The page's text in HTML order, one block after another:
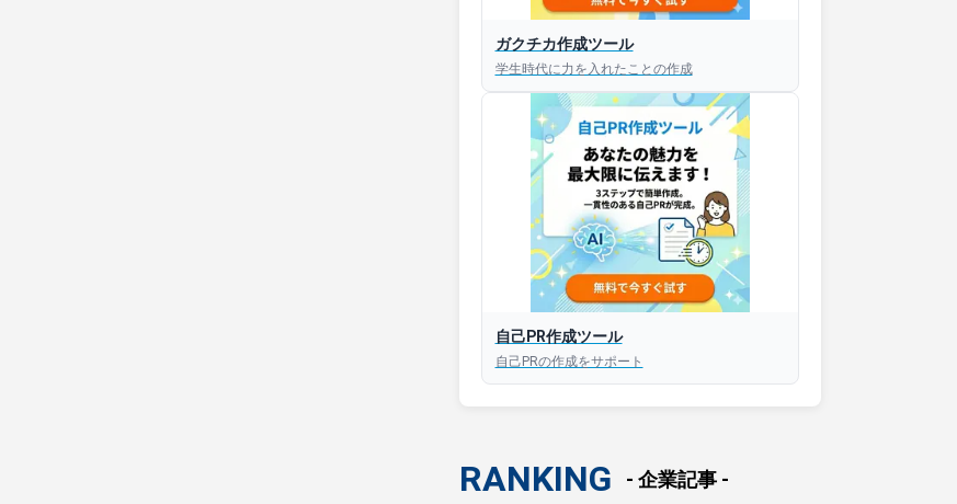
ガクチカ作成ツール
学生時代に力を入れたことの作成
自己PR作成ツール
自己PRの作成をサポート
RANKING - 企業記事 -